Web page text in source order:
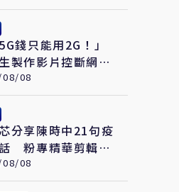
翻修
錢只能用2G！」
製作影片控斷網演
：拒絕假國安假
08
分享陳時中21句疫
粉專精華剪輯引
當時真的是囂張
08